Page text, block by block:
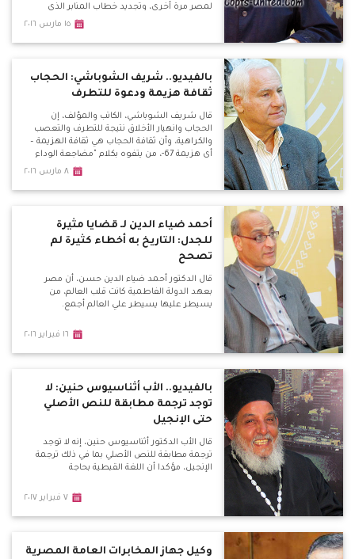
لمصر مرة أخري، وتجديد خطاب المنابر الذي
يتحدث عن اليهود، وعودتهم للعيش بالدول
بأوروبا.
١٥ مارس ٢٠١٦
بالفيديو.. شريف الشوباشي: الحجاب
ثقافة هزيمة ودعوة للتطرف
قال شريف الشوباشي، الكاتب والمؤلف، إن
الحجاب وانهيار الأخلاق نتيجة للتطرف والتعصب
والكراهية، وأن ثقافة الحجاب هي ثقافة الهزيمة –
أي هزيمة 67-، من يتفوه بكلام "مضاجعة الوداع
٨ مارس ٢٠١٦
أحمد ضياء الدين لـ قضايا مثيرة
للجدل: التاريخ به أخطاء كثيرة لم
تصحح
قال الدكتور أحمد ضياء الدين حسن، أن مصر
بعهد الدولة الفاطمية كانت قلب العالم، من
يسيطر عليها يسيطر علي العالم أجمع.
١٦ فبراير ٢٠١٦
بالفيديو.. الأب أثناسيوس حنين: لا
توجد ترجمة مطابقة للنص الأصلي
حتى الإنجيل
قال الأب الدكتور أثناسيوس حنين، إنه لا توجد
ترجمة مطابقة للنص الأصلي بما في ذلك ترجمة
الإنجيل، مؤكدا أن اللغة القبطية بحاجة
٧ فبراير ٢٠١٧
وكيل جهاز المخابرات العامة المصرية